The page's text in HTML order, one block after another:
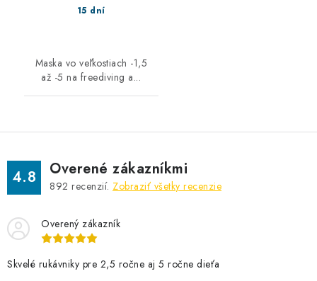
15 dní
Maska vo veľkostiach -1,5
až -5 na freediving a...
4.8 Overené zákazníkmi
892 recenzií. Zobraziť všetky recenzie
Overený zákazník
Skvelé rukávniky pre 2,5 ročne aj 5 ročne dieťa